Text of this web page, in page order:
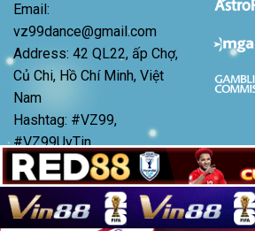
Email:
vz99dance@gmail.com
Address: 42 QL22, ấp Chợ,
Củ Chi, Hồ Chí Minh, Việt
Nam
Hashtag: #VZ99,
#VZ99UyTin,
#NhaCaiVZ99,
#CaCuocVZ99